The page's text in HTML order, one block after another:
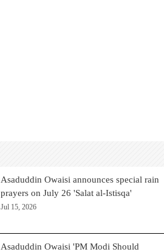
Asaduddin Owaisi announces special rain
prayers on July 26 'Salat al-Istisqa'
Jul 15, 2026
Asaduddin Owaisi 'PM Modi Should